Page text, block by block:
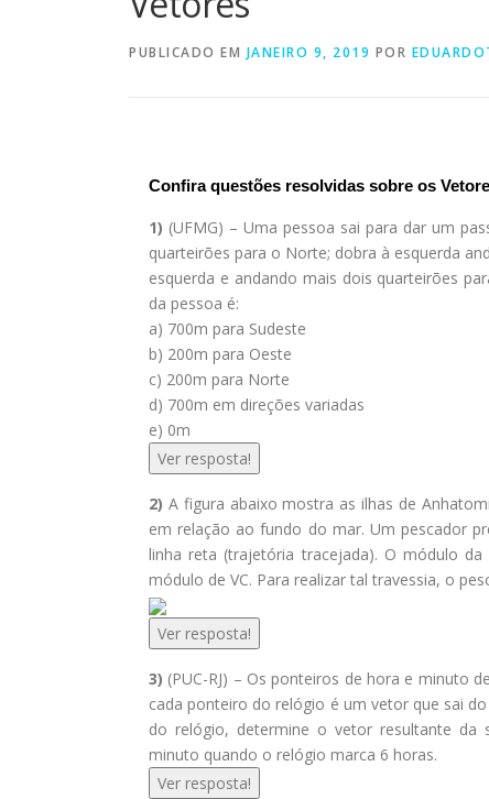
PUBLICADO EM JANEIRO 9, 2019 POR
Confira questões resolvidas sobre os
1) (UFMG) – Uma pessoa sai para dar um
quarteirões para o Norte; dobra à esquerda
esquerda e andando mais dois quarteirões
da pessoa é:
a) 700m para Sudeste
b) 200m para Oeste
c) 200m para Norte
d) 700m em direções variadas
e) 0m
Ver resposta!
2) A figura abaixo mostra as ilhas de
em relação ao fundo do mar. Um pescador
linha reta (trajetória tracejada). O módulo
módulo de VC. Para realizar tal travessia, o
Ver resposta!
3) (PUC-RJ) – Os ponteiros de hora e minuto
cada ponteiro do relógio é um vetor que sai
do relógio, determine o vetor resultante da
minuto quando o relógio marca 6 horas.
Ver resposta!